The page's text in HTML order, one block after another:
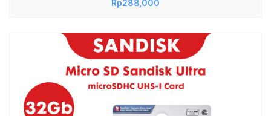
UHS1 Cepat Stabil untuk Foto Video Full HD
Rp288,000